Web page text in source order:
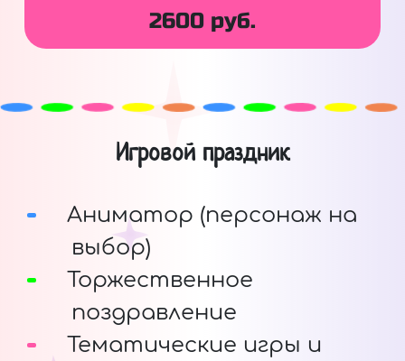
2600 руб.
Игровой праздник
Аниматор (персонаж на
выбор)
Торжественное
поздравление
Тематические игры и